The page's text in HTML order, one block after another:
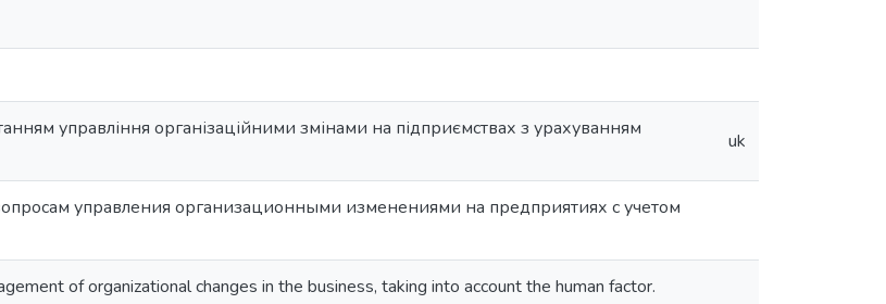
управління організаційними змінами на підприємствах з урахуванням
uk
управления организационными изменениями на предприятиях с учетом
of organizational changes in the business, taking into account the human factor.